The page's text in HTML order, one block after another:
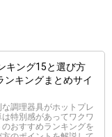
キング15と選び方
ンキングまとめサイ
調理器具がホットプレ
特別感があってワクワ
おすすめランキングを